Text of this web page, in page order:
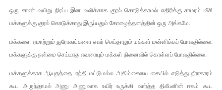
ஒரு சாண் வயிறு நிரப்ப இன வலிக்காக குரல் கொடுக்காமல் எதிரிக்கு சாமரம் வீசி
மக்களுக்கு குரல் கொடுக்காது இருப்பதும் கோழைத்தனத்தின் ஒரு அங்கமே.
மக்களை ஏமாற்றும் துரோகங்களை எவர் செய்தாலும் மக்கள் மன்னிக்கப் போவதில்லை.
மக்களுக்கு நன்மை செய்யாத எவரையும் மக்கள் நினைவில் கொள்ளப் போவதில்லை.
மக்களுக்காக ஆயுதத்தை ஏந்தி மட்டுமல்ல அகிம்சையை கையில் எடுத்து நீராகாரம்
கூட அருந்தாமல் அணு அணுவாக உயிர் உருக்கி வார்த்த திலீபனின் ஈகம் கூட